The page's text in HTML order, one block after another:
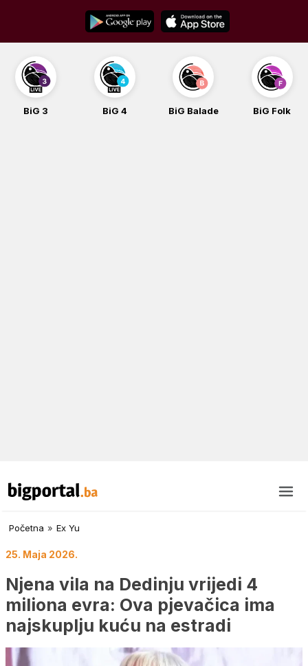
content
BiG 4 BiG Balade BiG Folk BiG iG
Početna » Ex Yu
25. Maja 2026.
Njena vila na Dedinju vrijedi 4
miliona evra: Ova pjevačica ima
najskuplju kuću na estradi